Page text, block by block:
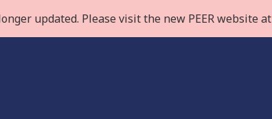
updated. Please visit the new PEER website at